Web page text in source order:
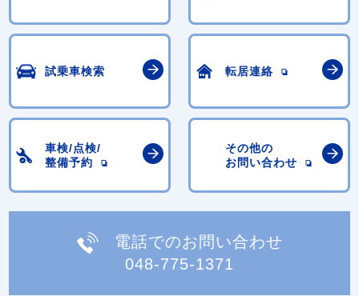
試乗車検索 転居連絡
車検/点検/
整備予約
その他の
お問い合わせ
電話でのお問い合わせ
048-775-1371